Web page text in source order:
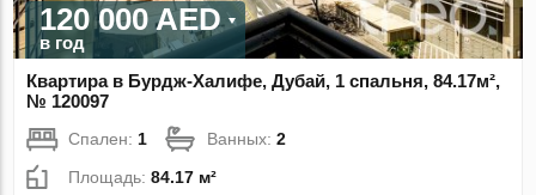
120 000 AED
в год
Квартира в Бурдж-Халифе, Дубай, 1 спальня, 84.17м²,
№ 120097
Спален: 1 Ванных:2
Площадь:84.17 м²